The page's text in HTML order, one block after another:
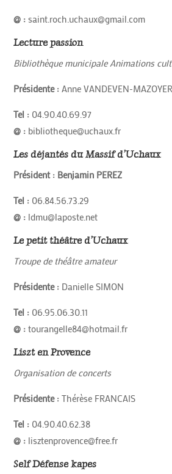
@ : saint.roch.uchaux@gmail.com
Lecture passion
Bibliothèque municipale Animations
Présidente : Anne VANDEVEN-MAZOYER
Tel : 04.90.40.69.97
@ : bibliotheque@uchaux.fr
Les déjantés du Massif d’Uchaux
Président : Benjamin PEREZ
Tel : 06.84.56.73.29
@ : ldmu@laposte.net
Le petit théâtre d’Uchaux
Troupe de théâtre amateur
Présidente : Danielle SIMON
Tel : 06.95.06.30.11
@ : tourangelle84@hotmail.fr
Liszt en Provence
Organisation de concerts
Présidente : Thérèse FRANCAIS
Tel : 04.90.40.62.38
@ : lisztenprovence@free.fr
Self Défense kapes